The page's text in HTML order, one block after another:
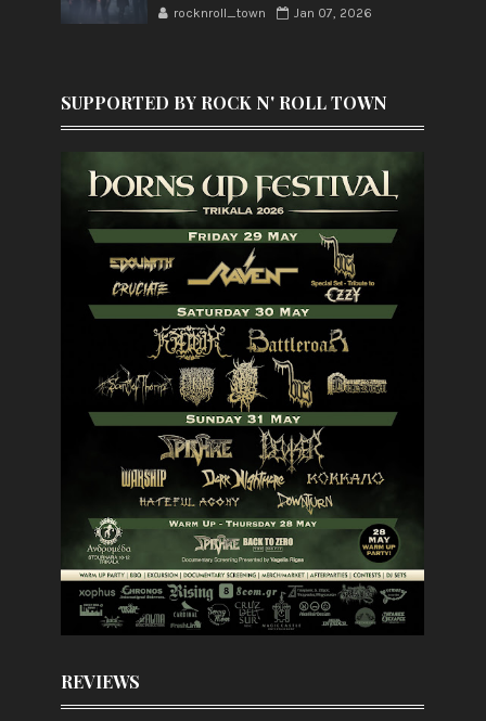
rocknroll_town Jan 07, 2026
SUPPORTED BY ROCK N' ROLL TOWN
REVIEWS